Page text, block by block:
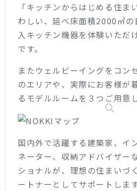
「キッチンからはじめる住ま
わしい、延べ床面積2000㎡
入キッチン機器を体験いただ
です。
またウェルビーイングをコン
のエリアや、実際にお客様が
るモデルルームを３つご用意
国内外で活躍する建築家、イ
ネーター、収納アドバイザー
ショナルが、理想の住まいづ
ートナーとしてサポートします